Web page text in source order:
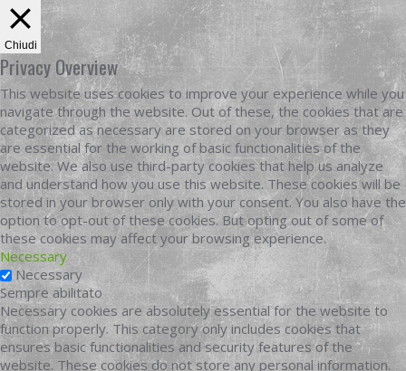
Chiudi
Privacy Overview
This website uses cookies to improve your experience while you
navigate through the website. Out of these, the cookies that are
categorized as necessary are stored on your browser as they
are essential for the working of basic functionalities of the
website. We also use third-party cookies that help us analyze
and understand how you use this website. These cookies will be
stored in your browser only with your consent. You also have the
option to opt-out of these cookies. But opting out of some of
these cookies may affect your browsing experience.
Necessary
Necessary
Sempre abilitato
Necessary cookies are absolutely essential for the website to
function properly. This category only includes cookies that
ensures basic functionalities and security features of the
website. These cookies do not store any personal information.